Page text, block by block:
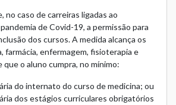
no caso de carreiras ligadas ao
de Covid-19, a permissão para
dos cursos. A medida alcança os
farmácia, enfermagem, fisioterapia e
o aluno cumpra, no mínimo:
do internato do curso de medicina; ou
dos estágios curriculares obrigatórios